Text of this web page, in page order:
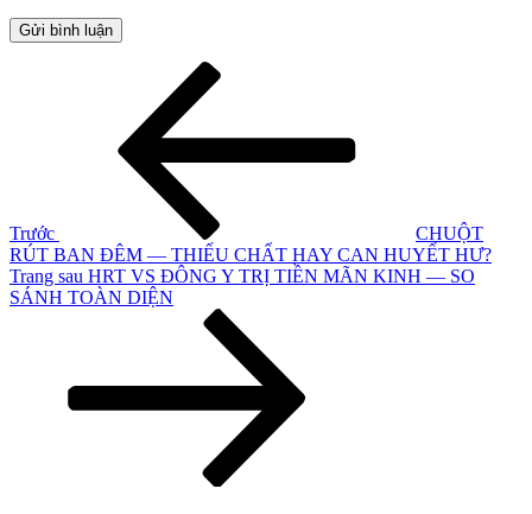
Trước
CHUỘT
RÚT BAN ĐÊM — THIẾU CHẤT HAY CAN HUYẾT HƯ?
Bài
tiếp
Trang sau HRT VS ĐÔNG Y TRỊ TIỀN MÃN KINH — SO
SÁNH TOÀN DIỆN